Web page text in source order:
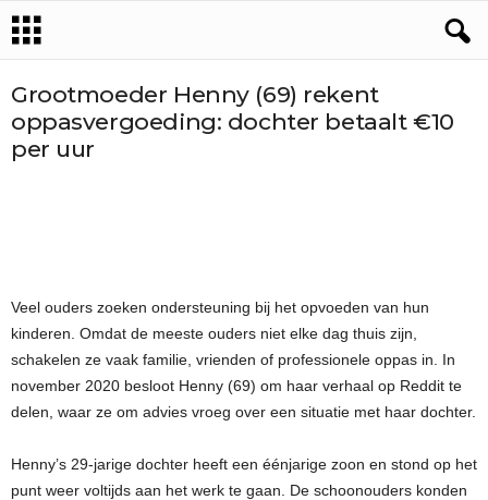
Grootmoeder Henny (69) rekent
oppasvergoeding: dochter betaalt €10
per uur
Veel ouders zoeken ondersteuning bij het opvoeden van hun
kinderen. Omdat de meeste ouders niet elke dag thuis zijn,
schakelen ze vaak familie, vrienden of professionele oppas in. In
november 2020 besloot Henny (69) om haar verhaal op Reddit te
delen, waar ze om advies vroeg over een situatie met haar dochter.
Henny’s 29-jarige dochter heeft een éénjarige zoon en stond op het
punt weer voltijds aan het werk te gaan. De schoonouders konden